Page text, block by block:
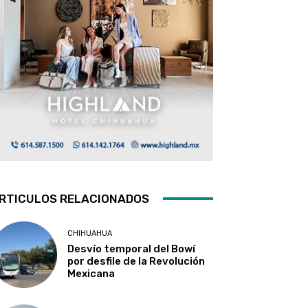
RELACIONADOS
CHIHUAHUA
Desvío temporal del Bowí
por desfile de la Revolución
Mexicana